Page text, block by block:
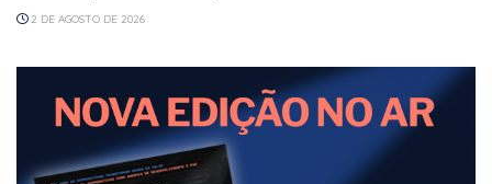
2 DE AGOSTO DE 2026